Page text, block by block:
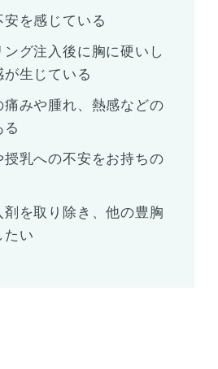
を感じている
ング注入後に胸に硬いし
が生じている
痛みや腫れ、熱感などの
る
授乳への不安をお持ちの
を取り除き、他の豊胸
たい